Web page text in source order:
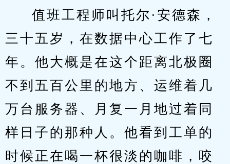
值班工程师叫托尔·安德森，
三十五岁，在数据中心工作了七
年。他大概是在这个距离北极圈
不到五百公里的地方、运维着几
万台服务器、月复一月地过着同
样日子的那种人。他看到工单的
时候正在喝一杯很淡的咖啡，咬